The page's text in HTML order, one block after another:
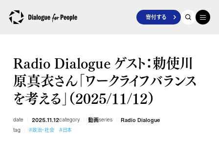
寄付する
Radio Dialogue ゲスト：勅使川
原真衣さん「ワークライフバランス
を考える」（2025/11/12）
date 2025.11.12category 動画series Radio Dialogue
tag #政治・社会 #日本